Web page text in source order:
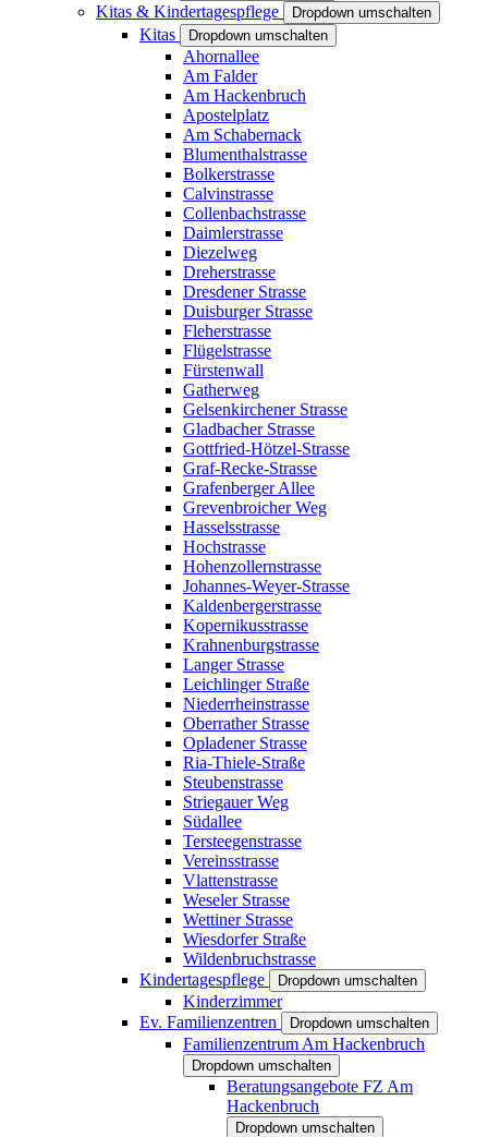
Kitas & Kindertagespflege Dropdown umschalten
Kitas Dropdown umschalten
Ahornallee
Am Falder
Am Hackenbruch
Apostelplatz
Am Schabernack
Blumenthalstrasse
Bolkerstrasse
Calvinstrasse
Collenbachstrasse
Daimlerstrasse
Diezelweg
Dreherstrasse
Dresdener Strasse
Duisburger Strasse
Fleherstrasse
Flügelstrasse
Fürstenwall
Gatherweg
Gelsenkirchener Strasse
Gladbacher Strasse
Gottfried-Hötzel-Strasse
Graf-Recke-Strasse
Grafenberger Allee
Grevenbroicher Weg
Hasselsstrasse
Hochstrasse
Hohenzollernstrasse
Johannes-Weyer-Strasse
Kaldenbergerstrasse
Kopernikusstrasse
Krahnenburgstrasse
Langer Strasse
Leichlinger Straße
Niederrheinstrasse
Oberrather Strasse
Opladener Strasse
Ria-Thiele-Straße
Steubenstrasse
Striegauer Weg
Südallee
Tersteegenstrasse
Vereinsstrasse
Vlattenstrasse
Weseler Strasse
Wettiner Strasse
Wiesdorfer Straße
Wildenbruchstrasse
Kindertagespflege
Dropdown umschalten
Kinderzimmer
Ev. Familienzentren
Dropdown umschalten
Familienzentrum Am Hackenbruch
Dropdown umschalten
Beratungsangebote FZ Am
Hackenbruch
Dropdown umschalten